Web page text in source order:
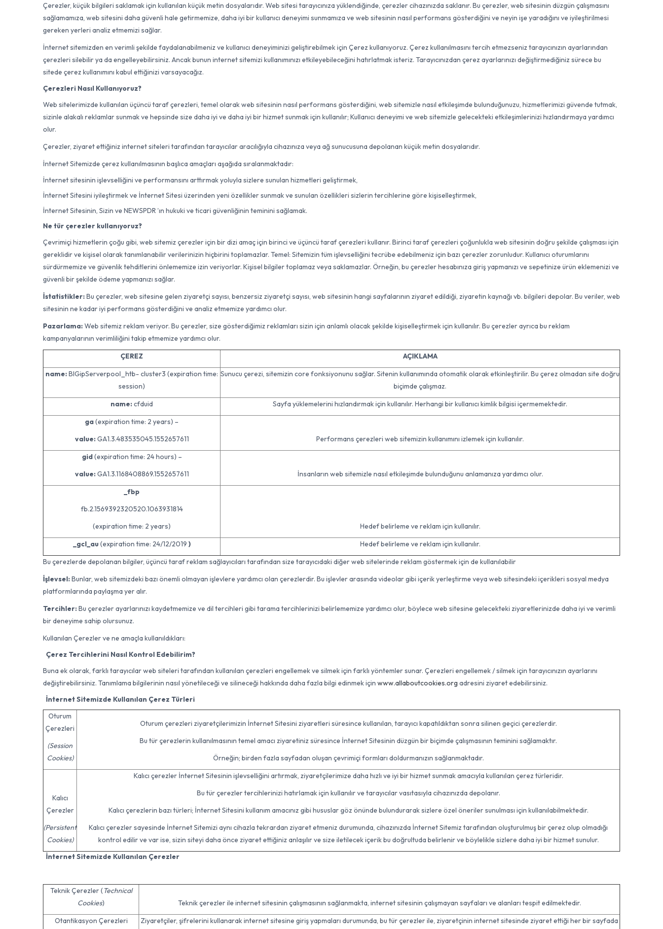
Çerezler, küçük bilgileri saklamak için kullanılan küçük metin dosyalarıdır. Web sitesi tarayıcınıza yüklendiğinde, çerezler cihazınızda saklanır. Bu çerezler, web sitesinin düzgün çalışmasını
sağlamamıza, web sitesini daha güvenli hale getirmemize, daha iyi bir kullanıcı deneyimi sunmamıza ve web sitesinin nasıl performans gösterdiğini ve neyin işe yaradığını ve iyileştirilmesi
gereken yerleri analiz etmemizi sağlar.
İnternet sitemizden en verimli şekilde faydalanabilmeniz ve kullanıcı deneyiminizi geliştirebilmek için Çerez kullanıyoruz. Çerez kullanılmasını tercih etmezseniz tarayıcınızın ayarlarından
çerezleri silebilir ya da engelleyebilirsiniz. Ancak bunun internet sitemizi kullanımınızı etkileyebileceğini hatırlatmak isteriz. Tarayıcınızdan çerez ayarlarınızı değiştirmediğiniz sürece bu
sitede çerez kullanımını kabul ettiğinizi varsayacağız.
Çerezleri Nasıl Kullanıyoruz?
Web sitelerimizde kullanılan üçüncü taraf çerezleri, temel olarak web sitesinin nasıl performans gösterdiğini, web sitemizle nasıl etkileşimde bulunduğunuzu, hizmetlerimizi güvende tutmak,
sizinle alakalı reklamlar sunmak ve hepsinde size daha iyi ve daha iyi bir hizmet sunmak için kullanılır; Kullanıcı deneyimi ve web sitemizle gelecekteki etkileşimlerinizi hızlandırmaya yardımcı
olur.
Çerezler, ziyaret ettiğiniz internet siteleri tarafından tarayıcılar aracılığıyla cihazınıza veya ağ sunucusuna depolanan küçük metin dosyalarıdır.
İnternet Sitemizde çerez kullanılmasının başlıca amaçları aşağıda sıralanmaktadır:
İnternet sitesinin işlevselliğini ve performansını arttırmak yoluyla sizlere sunulan hizmetleri geliştirmek,
İnternet Sitesini iyileştirmek ve İnternet Sitesi üzerinden yeni özellikler sunmak ve sunulan özellikleri sizlerin tercihlerine göre kişiselleştirmek,
İnternet Sitesinin, Sizin ve NEWSPDR ’ın hukuki ve ticari güvenliğinin teminini sağlamak.
Ne tür çerezler kullanıyoruz?
Çevrimiçi hizmetlerin çoğu gibi, web sitemiz çerezler için bir dizi amaç için birinci ve üçüncü taraf çerezleri kullanır. Birinci taraf çerezleri çoğunlukla web sitesinin doğru şekilde çalışması için
gereklidir ve kişisel olarak tanımlanabilir verilerinizin hiçbirini toplamazlar. Temel: Sitemizin tüm işlevselliğini tecrübe edebilmeniz için bazı çerezler zorunludur. Kullanıcı oturumlarını
sürdürmemize ve güvenlik tehditlerini önlememize izin veriyorlar. Kişisel bilgiler toplamaz veya saklamazlar. Örneğin, bu çerezler hesabınıza giriş yapmanızı ve sepetinize ürün eklemenizi ve
güvenli bir şekilde ödeme yapmanızı sağlar.
İstatistikler:Bu çerezler, web sitesine gelen ziyaretçi sayısı, benzersiz ziyaretçi sayısı, web sitesinin hangi sayfalarının ziyaret edildiği, ziyaretin kaynağı vb. bilgileri depolar. Bu veriler, web
sitesinin ne kadar iyi performans gösterdiğini ve analiz etmemize yardımcı olur.
Pazarlama:Web sitemiz reklam veriyor. Bu çerezler, size gösterdiğimiz reklamları sizin için anlamlı olacak şekilde kişiselleştirmek için kullanılır. Bu çerezler ayrıca bu reklam
kampanyalarının verimliliğini takip etmemize yardımcı olur.
ÇEREZ
AÇIKLAMA
name:BIGipServerpool_htb- cluster3 (expiration time:
session)
Sunucu çerezi, sitemizin core fonksiyonunu sağlar. Sitenin kullanımında otomatik olarak etkinleştirilir. Bu çerez olmadan site doğru
biçimde çalışmaz.
name:cfduid
Sayfa yüklemelerini hızlandırmak için kullanılır. Herhangi bir kullanıcı kimlik bilgisi içermemektedir.
ga(expiration time: 2 years) –
value:GA1.3.483535045.1552657611
Performans çerezleri web sitemizin kullanımını izlemek için kullanılır.
gid(expiration time: 24 hours) –
value:GA1.3.1168408869.1552657611
İnsanların web sitemizle nasıl etkileşimde bulunduğunu anlamanıza yardımcı olur.
_fbp
fb.2.1569392320520.1063931814
(expiration time: 2 years)
Hedef belirleme ve reklam için kullanılır.
_gcl_au(expiration time: 24/12/2019 )
Hedef belirleme ve reklam için kullanılır.
Bu çerezlerde depolanan bilgiler, üçüncü taraf reklam sağlayıcıları tarafından size tarayıcıdaki diğer web sitelerinde reklam göstermek için de kullanılabilir
İşlevsel:Bunlar, web sitemizdeki bazı önemli olmayan işlevlere yardımcı olan çerezlerdir. Bu işlevler arasında videolar gibi içerik yerleştirme veya web sitesindeki içerikleri sosyal medya
platformlarında paylaşma yer alır.
Tercihler:Bu çerezler ayarlarınızı kaydetmemize ve dil tercihleri gibi tarama tercihlerinizi belirlememize yardımcı olur, böylece web sitesine gelecekteki ziyaretlerinizde daha iyi ve verimli
bir deneyime sahip olursunuz.
Kullanılan Çerezler ve ne amaçla kullanıldıkları:
Çerez Tercihlerini Nasıl Kontrol Edebilirim?
Buna ek olarak, farklı tarayıcılar web siteleri tarafından kullanılan çerezleri engellemek ve silmek için farklı yöntemler sunar. Çerezleri engellemek / silmek için tarayıcınızın ayarlarını
değiştirebilirsiniz. Tanımlama bilgilerinin nasıl yönetileceği ve silineceği hakkında daha fazla bilgi edinmek için www.allaboutcookies.org adresini ziyaret edebilirsiniz.
İnternet Sitemizde Kullanılan Çerez Türleri
Oturum
Çerezleri
(Session
Cookies)
Oturum çerezleri ziyaretçilerimizin İnternet Sitesini ziyaretleri süresince kullanılan, tarayıcı kapatıldıktan sonra silinen geçici çerezlerdir.
Bu tür çerezlerin kullanılmasının temel amacı ziyaretiniz süresince İnternet Sitesinin düzgün bir biçimde çalışmasının teminini sağlamaktır.
Örneğin; birden fazla sayfadan oluşan çevrimiçi formları doldurmanızın sağlanmaktadır.
Kalıcı
Çerezler
(Persistent
Cookies)
Kalıcı çerezler İnternet Sitesinin işlevselliğini artırmak, ziyaretçilerimize daha hızlı ve iyi bir hizmet sunmak amacıyla kullanılan çerez türleridir.
Bu tür çerezler tercihlerinizi hatırlamak için kullanılır ve tarayıcılar vasıtasıyla cihazınızda depolanır.
Kalıcı çerezlerin bazı türleri; İnternet Sitesini kullanım amacınız gibi hususlar göz önünde bulundurarak sizlere özel öneriler sunulması için kullanılabilmektedir.
Kalıcı çerezler sayesinde İnternet Sitemizi aynı cihazla tekrardan ziyaret etmeniz durumunda, cihazınızda İnternet Sitemiz tarafından oluşturulmuş bir çerez olup olmadığı
kontrol edilir ve var ise, sizin siteyi daha önce ziyaret ettiğiniz anlaşılır ve size iletilecek içerik bu doğrultuda belirlenir ve böylelikle sizlere daha iyi bir hizmet sunulur.
İnternet Sitemizde Kullanılan Çerezler
Teknik Çerezler (Technical
Cookies)
Teknik çerezler ile internet sitesinin çalışmasının sağlanmakta, internet sitesinin çalışmayan sayfaları ve alanları tespit edilmektedir.
Otantikasyon Çerezleri
Ziyaretçiler, şifrelerini kullanarak internet sitesine giriş yapmaları durumunda, bu tür çerezler ile, ziyaretçinin internet sitesinde ziyaret ettiği her bir sayfada